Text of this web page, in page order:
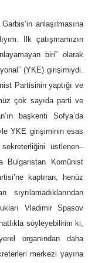
anlaşılmasına
İlk çatışmamızın
biri” olarak
(YKE) girişimiydi.
Partisinin yaptığı ve
çok sayıda parti ve
başkenti Sofya’da
YKE girişiminin esas
üstlenen‒
Bulgaristan Komünist
kaptıran, henüz
sıyrılamadıklarından
Vladimir Spasov
söyleyebilirim ki,
organından daha
merkezi yayına